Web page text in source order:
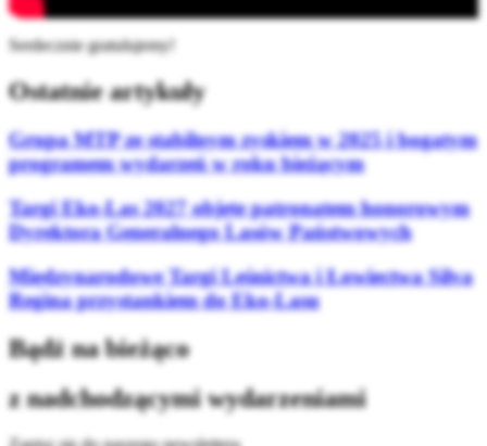
Serdecznie gratulujemy!
Ostatnie artykuły
Grupa MTP ze stabilnym zyskiem w 2025 i bogatym
programem wydarzeń w roku bieżącym
Targi Eko-Las 2027 objęte patronatem honorowym
Dyrektora Generalnego Lasów Państwowych
Międzynarodowe Targi Leśnictwa i Łowiectwa Silva
Regina przystankiem do Eko-Lasu
Bądź na bieżąco
z nadchodzącymi wydarzeniami